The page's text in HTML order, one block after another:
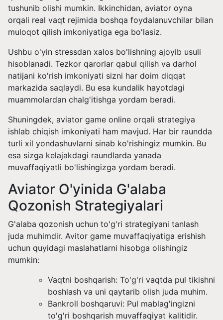
tushunib olishi mumkin. Ikkinchidan, aviator oyna
orqali real vaqt rejimida boshqa foydalanuvchilar bilan
muloqot qilish imkoniyatiga ega bo'lasiz.
Ushbu o'yin stressdan xalos bo'lishning ajoyib usuli
hisoblanadi. Tezkor qarorlar qabul qilish va darhol
natijani ko'rish imkoniyati sizni har doim diqqat
markazida saqlaydi. Bu esa kundalik hayotdagi
muammolardan chalg'itishga yordam beradi.
Shuningdek, aviator game online orqali strategiya
ishlab chiqish imkoniyati ham mavjud. Har bir raundda
turli xil yondashuvlarni sinab ko'rishingiz mumkin. Bu
esa sizga kelajakdagi raundlarda yanada
muvaffaqiyatli bo'lishingizga yordam beradi.
Aviator O'yinida G'alaba
Qozonish Strategiyalari
G'alaba qozonish uchun to'g'ri strategiyani tanlash
juda muhimdir. Avitor game muvaffaqiyatiga erishish
uchun quyidagi maslahatlarni hisobga olishingiz
mumkin:
Vaqtni boshqarish: To'g'ri vaqtda pul tikishni
boshlash va uni qaytarib olish juda muhim.
Bankroll boshqaruvi: Pul mablag'ingizni
to'g'ri boshqarish muvaffaqiyat kalitidir.